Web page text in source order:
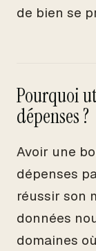
de bien se
Pourquoi
dépenses ?
Avoir une
dépenses
réussir son
données
domaines